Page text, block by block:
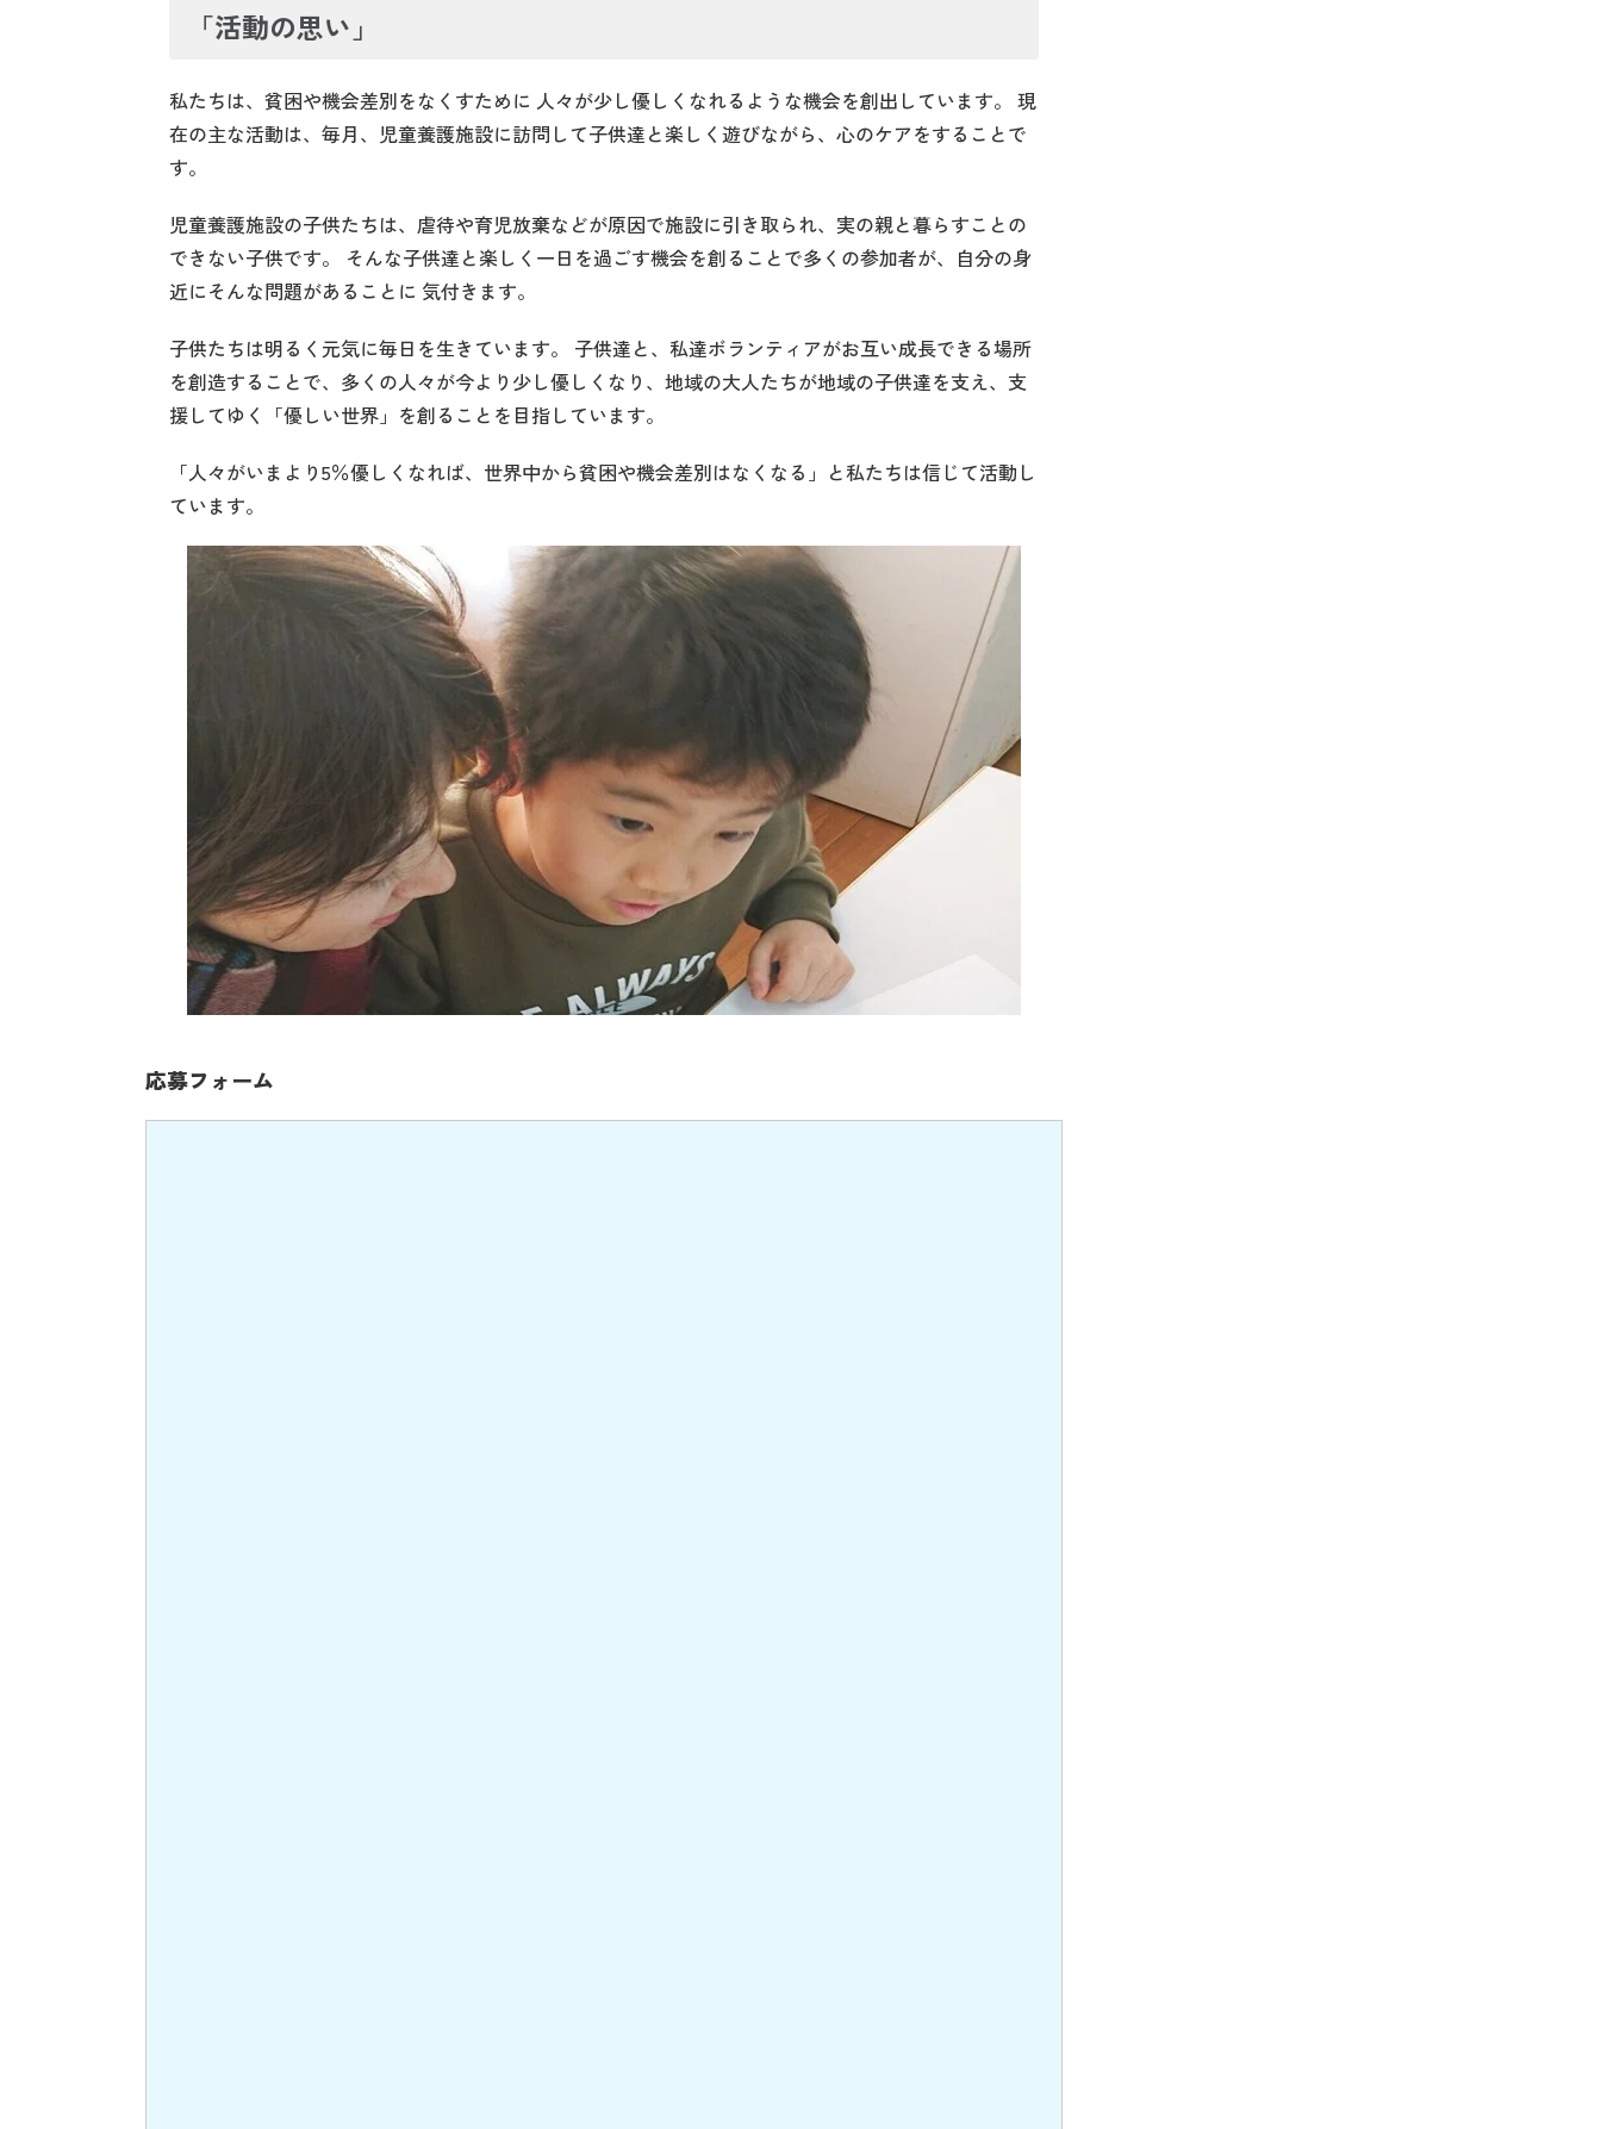
「活動の思い」
私たちは、貧困や機会差別をなくすために 人々が少し優しくなれるような機会を創出しています。 現
在の主な活動は、毎月、児童養護施設に訪問して子供達と楽しく遊びながら、心のケアをすることで
す。
児童養護施設の子供たちは、虐待や育児放棄などが原因で施設に引き取られ、実の親と暮らすことの
できない子供です。 そんな子供達と楽しく一日を過ごす機会を創ることで多くの参加者が、自分の身
近にそんな問題があることに 気付きます。
子供たちは明るく元気に毎日を生きています。 子供達と、私達ボランティアがお互い成長できる場所
を創造することで、多くの人々が今より少し優しくなり、地域の大人たちが地域の子供達を支え、支
援してゆく「優しい世界」を創ることを目指しています。
「人々がいまより5％優しくなれば、世界中から貧困や機会差別はなくなる」と私たちは信じて活動し
ています。
応募フォーム